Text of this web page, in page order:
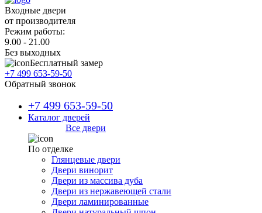
Входные двери
от производителя
Режим работы:
9.00 - 21.00
Без выходных
Бесплатный замер
+7 499 653-59-50
Обратный звонок
+7 499 653-59-50
Каталог дверей
Все двери
По отделке
Глянцевые двери
Двери винорит
Двери из массива дуба
Двери из нержавеющей стали
Двери ламинированные